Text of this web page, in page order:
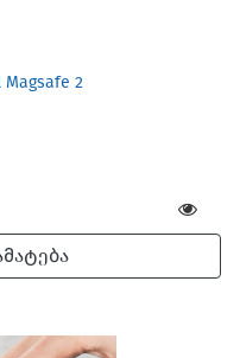
Magsafe 2